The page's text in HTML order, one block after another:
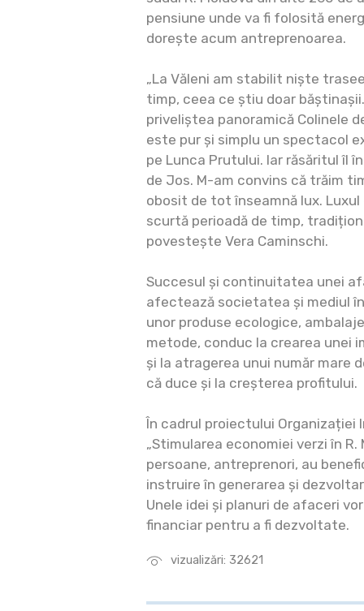
vizualizări: 32621
pensiune unde va fi folosită
dorește acum antreprenoarea.
„La Văleni am stabilit niște
timp, ceea ce știu doar
priveliștea panoramică Colinele
este pur și simplu un spectacol
pe Lunca Prutului. Iar răsăritul îl
de Jos. M-am convins că trăim
obosit de tot înseamnă lux.
scurtă perioadă de timp,
povestește Vera Caminschi.
Succesul și continuitatea unei
afectează societatea și mediul
unor produse ecologice,
metode, conduc la crearea unei
și la atragerea unui număr mare
că duce și la creșterea profitului.
În cadrul proiectului Organizației
„Stimularea economiei verzi în R.
persoane, antreprenori, au
instruire în generarea și
Unele idei și planuri de afaceri
financiar pentru a fi dezvoltate.